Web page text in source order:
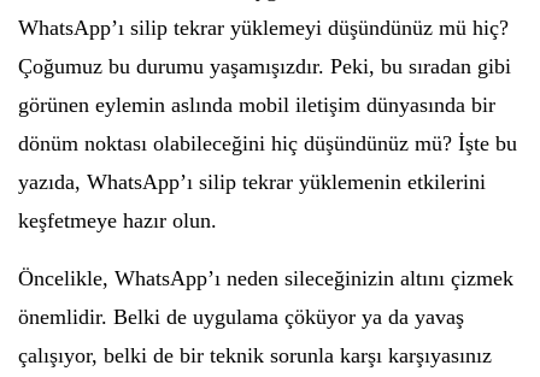
WhatsApp’ı silip tekrar yüklemeyi düşündünüz mü hiç?
Çoğumuz bu durumu yaşamışızdır. Peki, bu sıradan gibi
görünen eylemin aslında mobil iletişim dünyasında bir
dönüm noktası olabileceğini hiç düşündünüz mü? İşte bu
yazıda, WhatsApp’ı silip tekrar yüklemenin etkilerini
keşfetmeye hazır olun.
Öncelikle, WhatsApp’ı neden sileceğinizin altını çizmek
önemlidir. Belki de uygulama çöküyor ya da yavaş
çalışıyor, belki de bir teknik sorunla karşı karşıyasınız